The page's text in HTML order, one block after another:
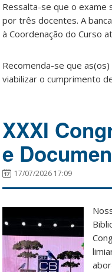
Ressalta-se que o exame
por três docentes. A
à Coordenação do Curso
Recomenda-se que
viabilizar o cumprimento
XXXI
e
17/07/2026 17:09